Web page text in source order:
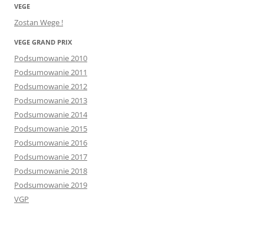
VEGE
Zostan Wege !
VEGE GRAND PRIX
Podsumowanie 2010
Podsumowanie 2011
Podsumowanie 2012
Podsumowanie 2013
Podsumowanie 2014
Podsumowanie 2015
Podsumowanie 2016
Podsumowanie 2017
Podsumowanie 2018
Podsumowanie 2019
VGP